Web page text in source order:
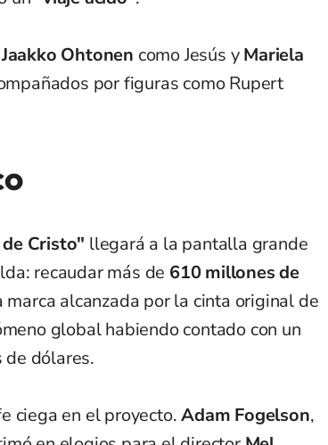
Jaakko Ohtonen como Jesús yMariela
por figuras como Rupert
Cristo" llegará a la pantalla grande
recaudar más de 610 millones de
marca alcanzada por la cinta original de
global habiendo contado con un
dólares.
ciega en el proyecto.Adam Fogelson,